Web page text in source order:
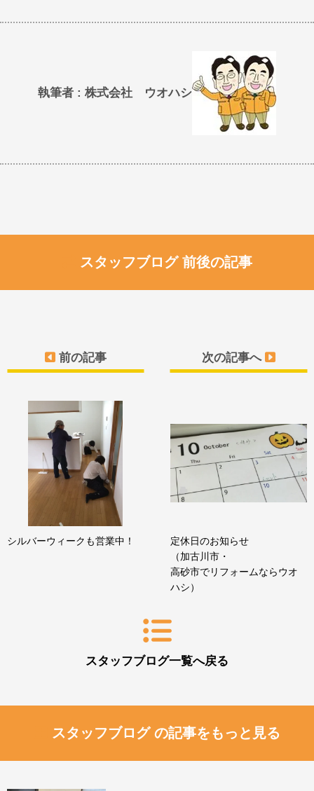
執筆者 : 株式会社 ウオハシ
スタッフブログ 前後の記事
前の記事
シルバーウィークも営業中！
スタッフブログ一覧へ戻る
次の記事へ
定休日のお知らせ
（加古川市・
高砂市でリフォームならウオ
ハシ）
スタッフブログ の記事をもっと見る